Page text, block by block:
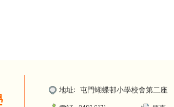
地址: 屯門蝴蝶邨小學校舍第二座